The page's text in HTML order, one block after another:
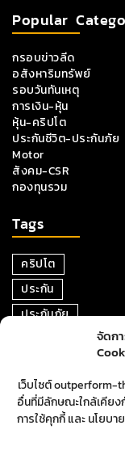
จัดก
เว็บไซต์ outperform-
อื่นที่มีลักษณะใกล้เคียง
การใช้คุกกี้ และ นโยบ
Popular
กรอบข่าวลีด
อสังหาริมทรัพย์
รอบวันทันเหตุ
การเงิน-หุ้น
หุ้น-คริปโต
ประกันชีวิต-ประกันภัย
Motor
สังคม-CSR
กองทุนรวม
Tags
คริปโต
ประกัน
ประกันภัย
ตราสารหนี้
อสังหาริมทรัพย์